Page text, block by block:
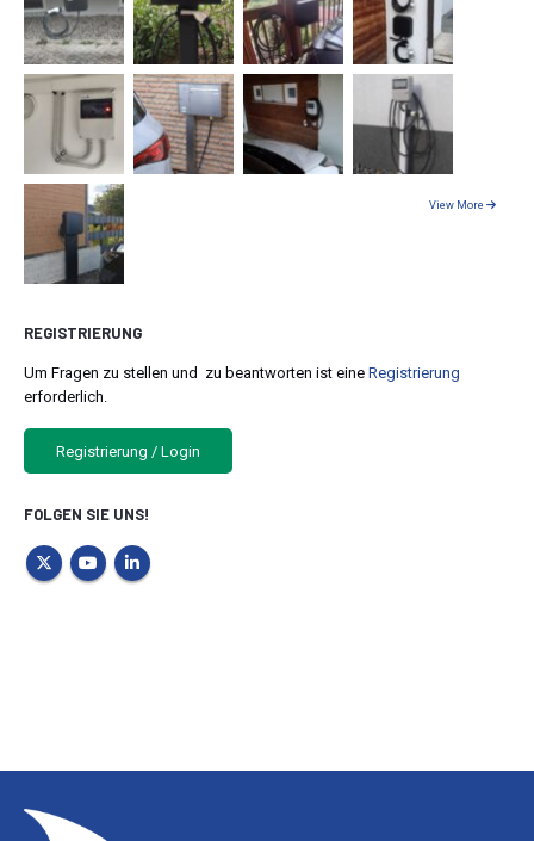
View More
REGISTRIERUNG
Um Fragen zu stellen und zu beantworten ist eine Registrierung
erforderlich.
Registrierung / Login
FOLGEN SIE UNS!